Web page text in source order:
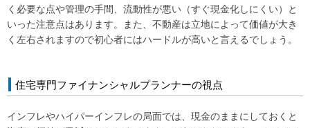
く必要な点や管理の手間、流動性が悪い（すぐ現金化しにくい）と
いった注意点はあります。また、不動産は立地によって価値が大き
く左右されますので初心者にはハードルが高いと言えるでしょう。
住宅専門ファイナンシャルプランナーの視点
インフレやハイパーインフレの局面では、現金のままにしておくと